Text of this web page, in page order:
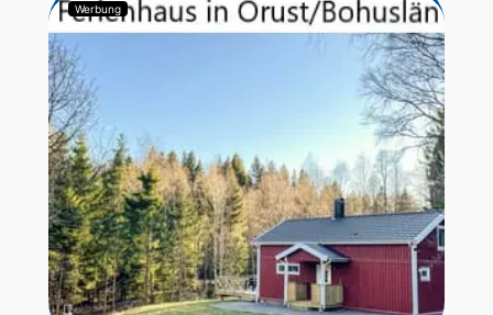
Werbung